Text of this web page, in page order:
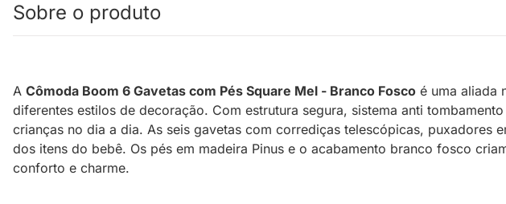
Sobre o produto
A Cômoda Boom 6 Gavetas com Pés Square Mel - Branco Fosco é uma aliada
diferentes estilos de decoração. Com estrutura segura, sistema anti
crianças no dia a dia. As seis gavetas com corrediças telescópicas,
dos itens do bebê. Os pés em madeira Pinus e o acabamento branco fosco
conforto e charme.